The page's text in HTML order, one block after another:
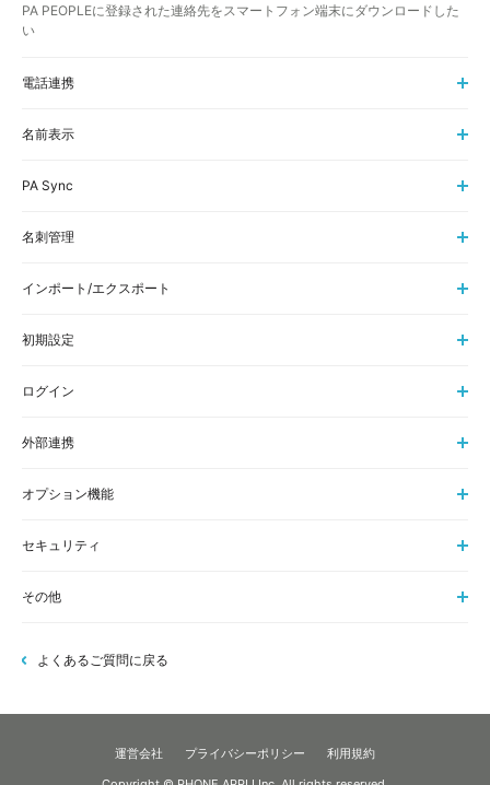
PA PEOPLEに登録された連絡先をスマートフォン端末にダウンロードした
い
電話連携
名前表示
PA Sync
名刺管理
インポート/エクスポート
初期設定
ログイン
外部連携
オプション機能
セキュリティ
その他
よくあるご質問に戻る
運営会社 プライバシーポリシー 利用規約